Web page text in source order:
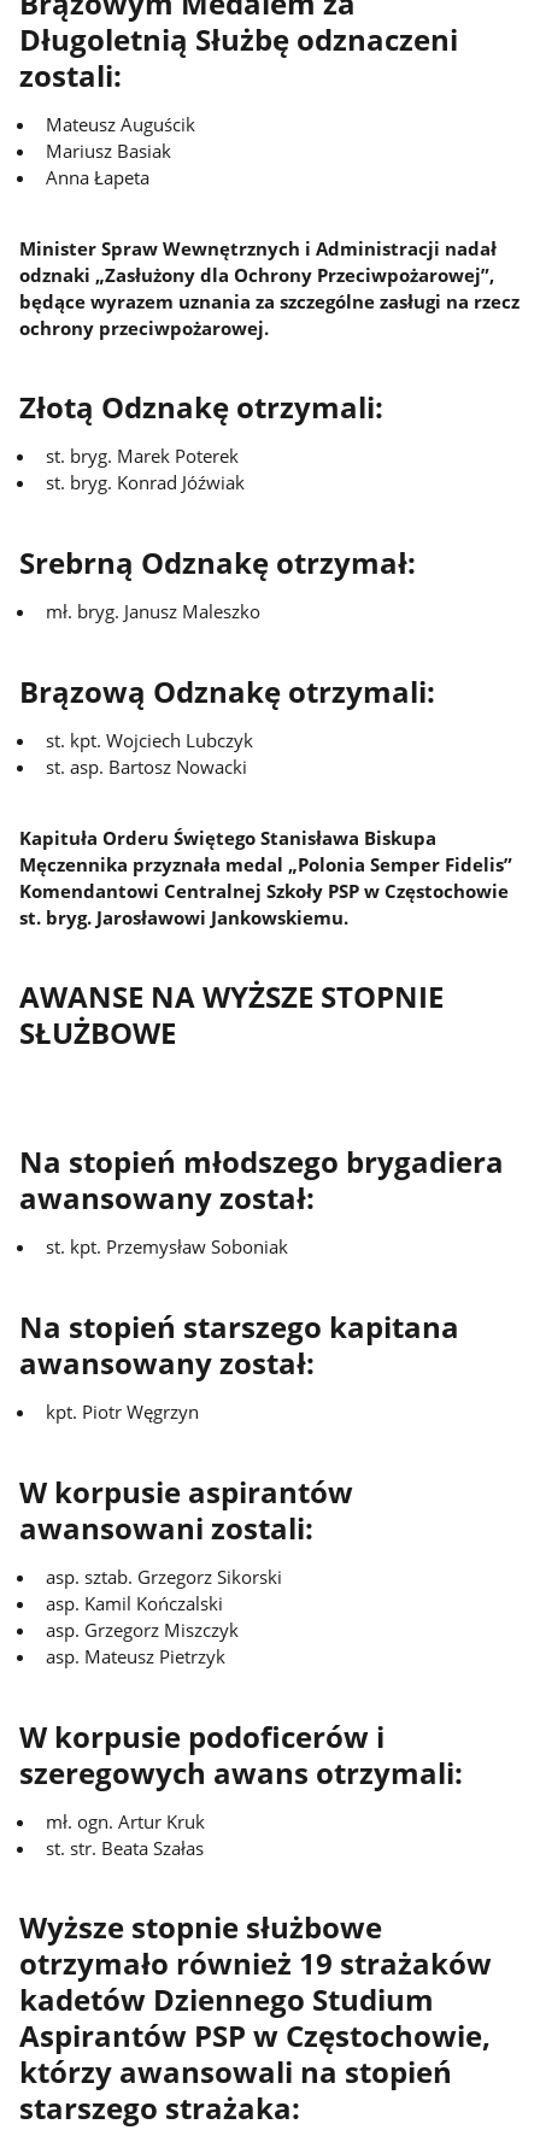
Długoletnią Służbę odznaczeni
zostali:
Mateusz Auguścik
Mariusz Basiak
Anna Łapeta
Minister Spraw Wewnętrznych i Administracji nadał
odznaki „Zasłużony dla Ochrony Przeciwpożarowej”,
będące wyrazem uznania za szczególne zasługi na rzecz
ochrony przeciwpożarowej.
Złotą Odznakę otrzymali:
st. bryg. Marek Poterek
st. bryg. Konrad Jóźwiak
Srebrną Odznakę otrzymał:
mł. bryg. Janusz Maleszko
Brązową Odznakę otrzymali:
st. kpt. Wojciech Lubczyk
st. asp. Bartosz Nowacki
Kapituła Orderu Świętego Stanisława Biskupa
Męczennika przyznała medal „Polonia Semper Fidelis”
Komendantowi Centralnej Szkoły PSP w Częstochowie
st. bryg. Jarosławowi Jankowskiemu.
AWANSE NA WYŻSZE STOPNIE
SŁUŻBOWE
Na stopień młodszego brygadiera
awansowany został:
st. kpt. Przemysław Soboniak
Na stopień starszego kapitana
awansowany został:
kpt. Piotr Węgrzyn
W korpusie aspirantów
awansowani zostali:
asp. sztab. Grzegorz Sikorski
asp. Kamil Kończalski
asp. Grzegorz Miszczyk
asp. Mateusz Pietrzyk
W korpusie podoficerów i
szeregowych awans otrzymali:
mł. ogn. Artur Kruk
st. str. Beata Szałas
Wyższe stopnie służbowe
otrzymało również 19 strażaków
kadetów Dziennego Studium
Aspirantów PSP w Częstochowie,
którzy awansowali na stopień
starszego strażaka: